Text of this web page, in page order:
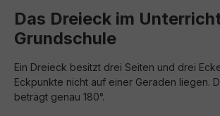
Das Dreieck im
Grundschule
Ein Dreieck besitzt drei Seiten und drei
Eckpunkte nicht auf einer Geraden liegen.
beträgt genau 180°.